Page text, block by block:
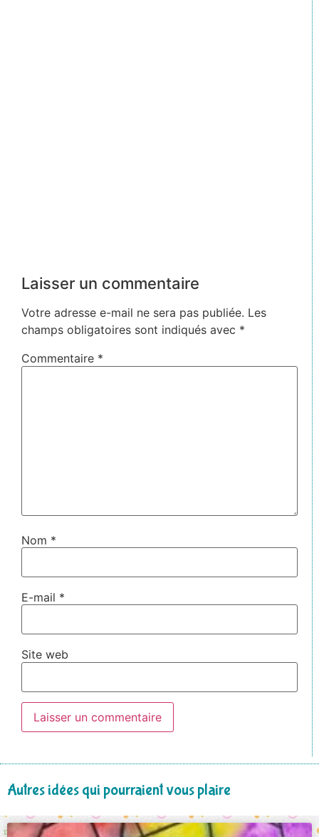
Laisser un commentaire
Votre adresse e-mail ne sera pas publiée. Les
champs obligatoires sont indiqués avec *
Commentaire *
Nom *
E-mail *
Site web
Autres idées qui pourraient vous plaire